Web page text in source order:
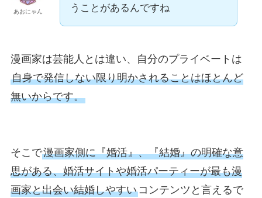
あおにゃん
うことがあるんですね
漫画家は芸能人とは違い、自分のプライベートは
自身で発信しない限り明かされることはほとんど
無いからです。
そこで漫画家側に『婚活』、『結婚』の明確な意
思がある、婚活サイトや婚活パーティーが最も漫
画家と出会い結婚しやすいコンテンツと言えるで